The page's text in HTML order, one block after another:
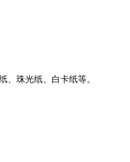
、珠光纸、白卡纸等。